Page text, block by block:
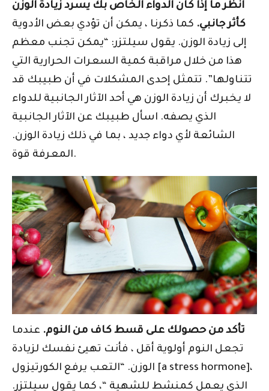
انظر ما إذا كان الدواء الخاص بك يسرد زيادة الوزن
كأثر جانبي. كما ذكرنا ، يمكن أن تؤدي بعض الأدوية
إلى زيادة الوزن. يقول سيلتزر: “يمكن تجنب معظم
هذا من خلال مراقبة كمية السعرات الحرارية التي
تتناولها”. تتمثل إحدى المشكلات في أن طبيبك قد
لا يخبرك أن زيادة الوزن هي أحد الآثار الجانبية للدواء
الذي يصفه. اسأل طبيبك عن الآثار الجانبية
الشائعة لأي دواء جديد ، بما في ذلك زيادة الوزن.
المعرفة قوة.
تأكد من حصولك على قسط كاف من النوم. عندما
تجعل النوم أولوية أقل ، فأنت تهيئ نفسك لزيادة
الوزن. “التعب يرفع الكورتيزول [a stress hormone]،
الذي يعمل كمنشط للشهية “، كما يقول سيلتزر.